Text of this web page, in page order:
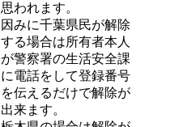
思われます。
因みに千葉県民が解除
する場合は所有者本人
が警察署の生活安全課
に電話をして登録番号
を伝えるだけで解除が
出来ます。